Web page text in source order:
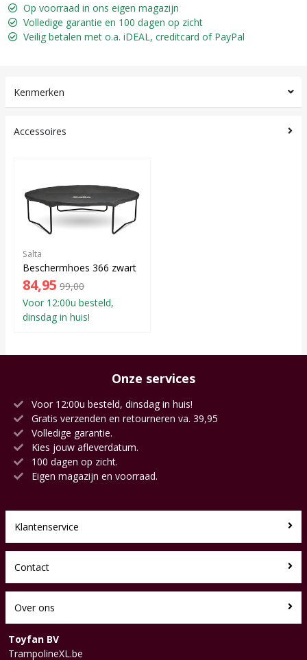
Op voorraad in ons eigen magazijn
Volledige garantie en 100 dagen op zicht
Veilig betalen met o.a. iDEAL, creditcard of PayPal
Kenmerken
Accessoires
Salta
Beschermhoes 366 zwart
84,95 99,00
Voor 12:00u besteld,
dinsdag in huis!
Onze services
Voor 12:00u besteld, dinsdag in huis!
Gratis verzenden en retourneren va. 39,95
Volledige garantie.
Kies jouw afleverdatum.
100 dagen op zicht.
Eigen magazijn en voorraad.
Klantenservice
Contact
Over ons
Toyfan BV
TrampolineXL.be